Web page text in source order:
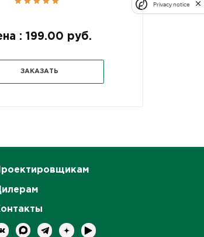
: 199.00 руб.
ЗАКАЗАТЬ
Privacy notice